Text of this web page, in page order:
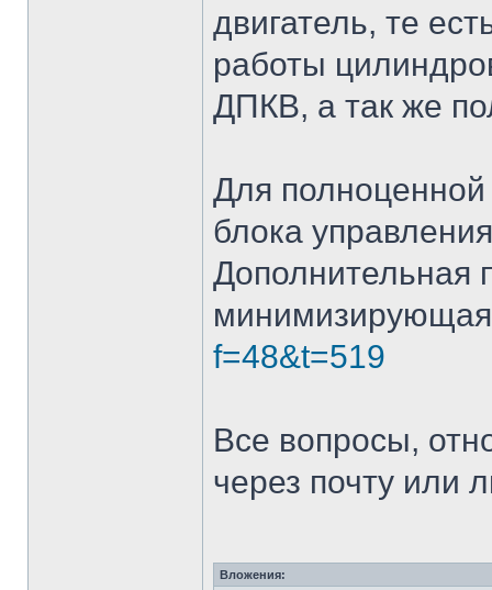
двигатель, те
работы
ДПКВ, а так же
Для
блока
Дополнительная
f=48&t=519
Все вопросы,
через почту или
Вложения: